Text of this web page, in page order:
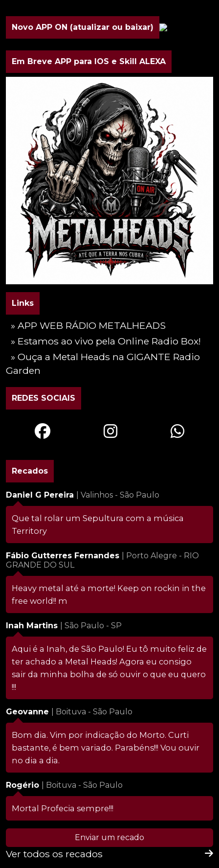
Novo APP ON (atualizar ou baixar)
Em Breve APP para IOS e Skill ALEXA
Links
» APP WEB RÁDIO METALHEADS
» Estamos ao vivo pela Online Radio Box!
» Ouça a Metal Heads na GIGANTE Radio
Garden
REDES SOCIAIS
Recados
Daniel G Pereira | Valinhos - São Paulo
Que tal rolar um Sepultura com a música
Territory
Fábio Gutterres Fernandes
| Porto Alegre - RIO
GRANDE DO SUL
Heavy metal até a morte! Keep on rockin in the
free world!! m
Inah Martins | São Paulo - SP
Aqui é a Inah, de São Paulo! Eu tô muito feliz de
ter achado a Metal Heads! Agora eu consigo
sair da minha bolha de só ouvir o que eu quero
!!!
Geovanne | Boituva - São Paulo
Bom dia. Vim por indicação do Morto. Curti
bastante, é bem variado. Parabéns!!! Vou ouvir
no dia a dia.
Rogério | Boituva - São Paulo
Mortal Profecia sempre!!!
Enviar um recado
Ver todos os recados